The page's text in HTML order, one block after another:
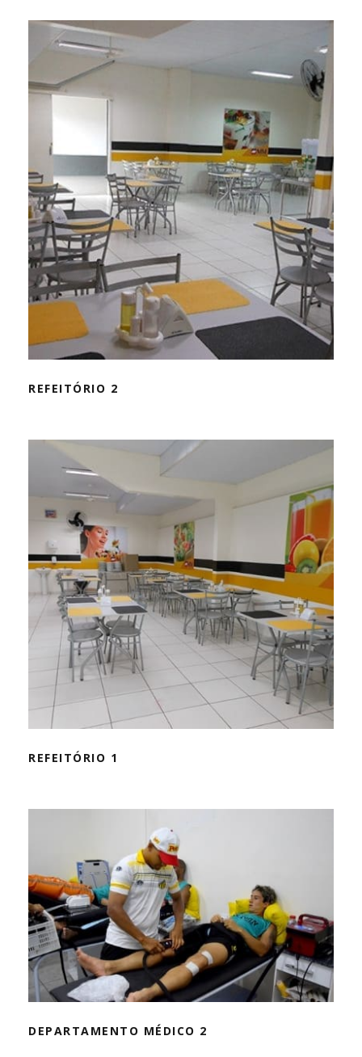
REFEITÓRIO 2
REFEITÓRIO 2
REFEITÓRIO 1
REFEITÓRIO 1
DEPARTAMENTO MÉDICO 2
DEPARTAMENTO MÉDICO 2